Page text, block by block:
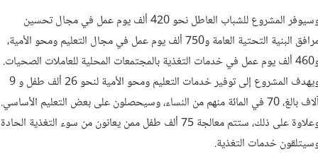
وسيوفر المشروع للشباب العاطل نحو 420 ألف يوم عمل في مجال تحسين
مرافق البنية التحتية العامة و750 ألف يوم عمل في مجال التعليم ومحو الأمية،
و460 ألف يوم عمل في خدمات التغذية بالمجتمعات المحلية للعاملات الصحيات.
ويهدف المشروع إلى توفير خدمات التعليم ومحو الأمية لنحو 26 ألف طفل و 9
آلاف بالغ، 70 في المائة منهم من النساء، وسيحصلون على بعض التعليم الأساسي.
وعلاوة على ذلك، ستتم معالجة 75 ألف طفل ممن يعانون من سوء التغذية الحادة
خدمات التغذية.